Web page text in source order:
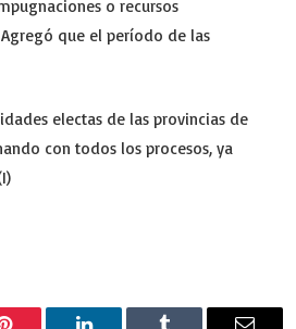
o recursos
que el período de las
electas de las provincias de
con todos los procesos, ya